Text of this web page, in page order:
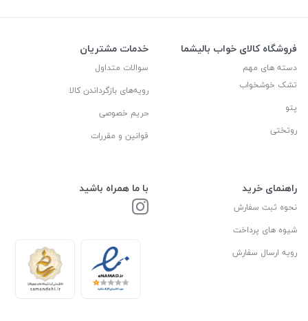
فروشگاه کالای خواب بالیشما
دسته های مهم
تشک خوشخواب
پتو
روتختی
خدمات مشتریان
سوالات متداول
رویه‌های بازگرداندن کالا
حریم خصوصی
قوانین و مقررات
راهنمای خرید
نحوه ثبت سفارش
شیوه های پرداخت
رویه ارسال سفارش
با ما همراه باشید